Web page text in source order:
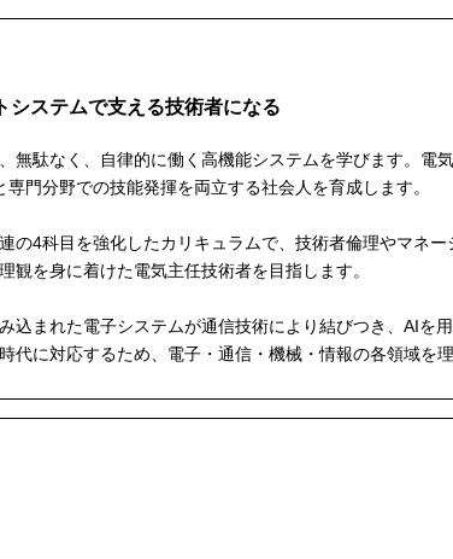
システムで支える技術者になる
無駄なく、自律的に働く高機能システムを学びます。電
門分野での技能発揮を両立する社会人を育成します。
の4科目を強化したカリキュラムで、技術者倫理やマネ
観を身に着けた電気主任技術者を目指します。
込まれた電子システムが通信技術により結びつき、AIを
代に対応するため、電子・通信・機械・情報の各領域を